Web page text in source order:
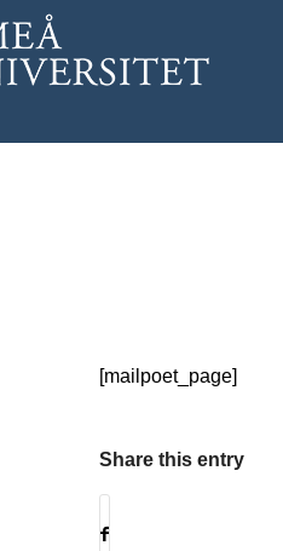
[mailpoet_page]
Share this entry